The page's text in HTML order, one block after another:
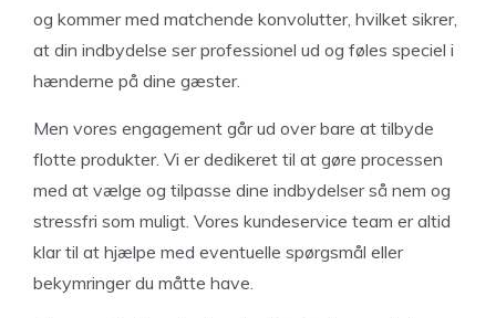
og kommer med matchende konvolutter, hvilket sikrer,
at din indbydelse ser professionel ud og føles speciel i
hænderne på dine gæster.
Men vores engagement går ud over bare at tilbyde
flotte produkter. Vi er dedikeret til at gøre processen
med at vælge og tilpasse dine indbydelser så nem og
stressfri som muligt. Vores kundeservice team er altid
klar til at hjælpe med eventuelle spørgsmål eller
bekymringer du måtte have.